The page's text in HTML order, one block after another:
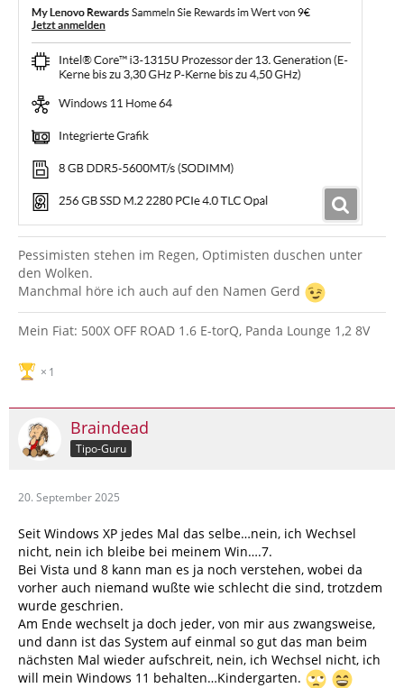
Pessimisten stehen im Regen, Optimisten duschen unter
den Wolken.
Manchmal höre ich auch auf den Namen Gerd
Mein Fiat: 500X OFF ROAD 1.6 E-torQ, Panda Lounge 1,2 8V
1
Braindead
Tipo-Guru
20. September 2025
Seit Windows XP jedes Mal das selbe…nein, ich Wechsel
nicht, nein ich bleibe bei meinem Win….7.
Bei Vista und 8 kann man es ja noch verstehen, wobei da
vorher auch niemand wußte wie schlecht die sind, trotzdem
wurde geschrien.
Am Ende wechselt ja doch jeder, von mir aus zwangsweise,
und dann ist das System auf einmal so gut das man beim
nächsten Mal wieder aufschreit, nein, ich Wechsel nicht, ich
will mein Windows 11 behalten…Kindergarten.